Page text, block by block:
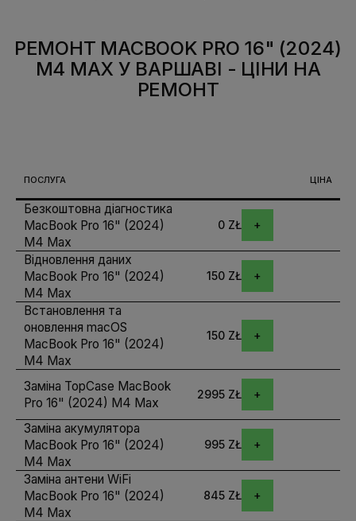
РЕМОНТ MACBOOK PRO 16" (2024)
M4 MAX У ВАРШАВІ - ЦІНИ НА
РЕМОНТ
ПОСЛУГА ЦІНА
Безкоштовна діагностика
MacBook Pro 16" (2024)
M4 Max
0 ZŁ
Відновлення даних
MacBook Pro 16" (2024)
M4 Max
150 ZŁ
Встановлення та
оновлення macOS
MacBook Pro 16" (2024)
M4 Max
150 ZŁ
Заміна TopCase MacBook
Pro 16" (2024) M4 Max
2995 ZŁ
Заміна акумулятора
MacBook Pro 16" (2024)
M4 Max
995 ZŁ
Заміна антени WiFi
MacBook Pro 16" (2024)
M4 Max
845 ZŁ